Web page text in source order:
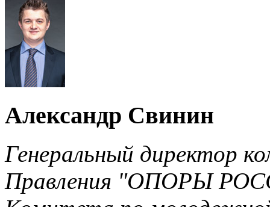
Александр Свинин
Генеральный директор
Правления "ОПОРЫ